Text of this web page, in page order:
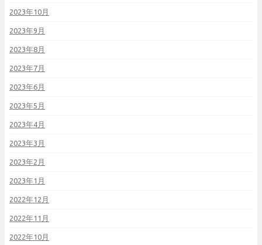
2023年10月
2023年9月
2023年8月
2023年7月
2023年6月
2023年5月
2023年4月
2023年3月
2023年2月
2023年1月
2022年12月
2022年11月
2022年10月